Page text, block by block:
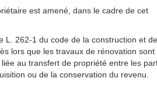
est amené, dans le cadre de cet
L. 262-1 du code de la construction et de
lors que les travaux de rénovation sont
au transfert de propriété entre les
ou de la conservation du revenu.